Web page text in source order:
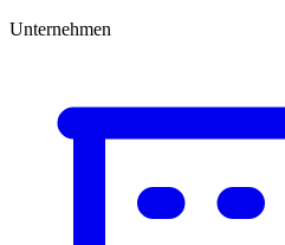
Unternehmen